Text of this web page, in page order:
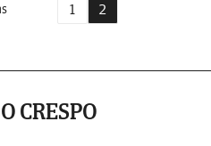
1 2
CRESPO